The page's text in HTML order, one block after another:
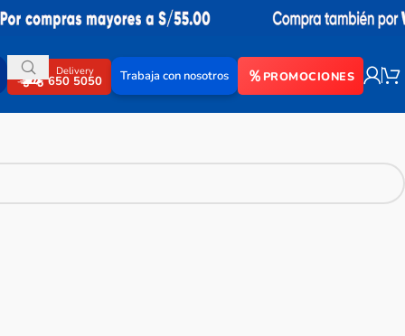
Delivery
650 5050 Trabaja con nosotros PROMOCIONES